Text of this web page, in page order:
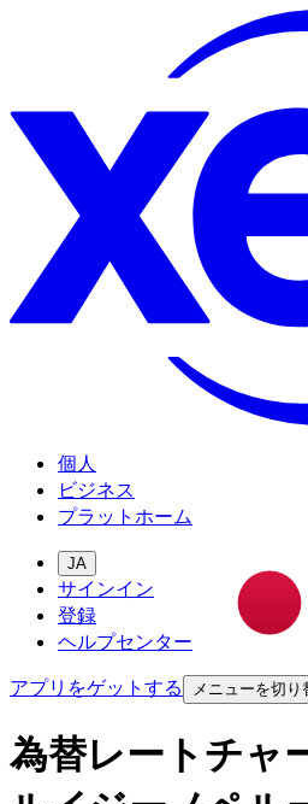
個人
ビジネス
プラットホーム
JA
サインイン
登録
ヘルプセンター
アプリをゲットする
メニューを切り
為替レートチャ